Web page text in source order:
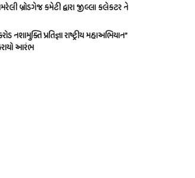
બ્રોડગેજ કમેટી દ્વારા જીલ્લા કલેકટર ને
નશામુક્તિ પ્રતિજ્ઞા રાષ્ટ્રીય મહાઅભિયાન”
આરંભ